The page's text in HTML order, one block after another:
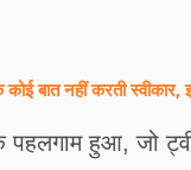
कोई बात नहीं करती
हुआ, जो